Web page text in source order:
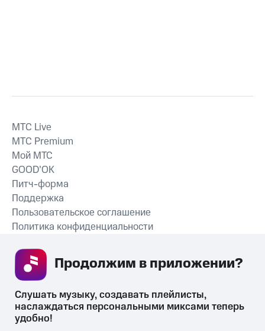
СКАЧАТЬ ПРИЛОЖЕНИЕ
MTС Live
MTС Premium
Мой МТС
GOOD’OK
Питч-форма
Поддержка
Пользовательское соглашение
Политика конфиденциальности
Слушать музыку, создавать плейлисты,
наслаждаться персональными миксами теперь
удобно!